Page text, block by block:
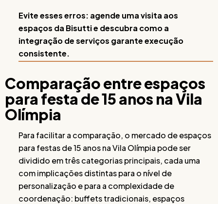
Evite esses erros: agende uma visita aos
espaços da Bisutti e descubra como a
integração de serviços garante execução
consistente.
Comparação entre espaços
para festa de 15 anos na Vila
Olímpia
Para facilitar a comparação, o mercado de espaços
para festas de 15 anos na Vila Olímpia pode ser
dividido em três categorias principais, cada uma
com implicações distintas para o nível de
personalização e para a complexidade de
coordenação: buffets tradicionais, espaços